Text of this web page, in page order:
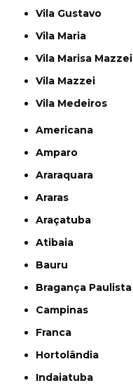
Vila Gustavo
Vila Maria
Vila Marisa Mazzei
Vila Mazzei
Vila Medeiros
Americana
Amparo
Araraquara
Araras
Araçatuba
Atibaia
Bauru
Bragança Paulista
Campinas
Franca
Hortolândia
Indaiatuba